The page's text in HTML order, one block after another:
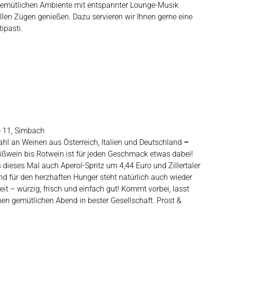
Ambiente mit entspannter Lounge-Musik
Zügen genießen. Dazu servieren wir Ihnen gerne eine
Simbach
an Weinen aus Österreich, Italien und Deutschland –
bis Rotwein ist für jeden Geschmack etwas dabei!
Mal auch Aperol-Spritz um 4,44 Euro und Zillertaler
für den herzhaften Hunger steht natürlich auch wieder
– würzig, frisch und einfach gut! Kommt vorbei, lasst
gemütlichen Abend in bester Gesellschaft. Prost &